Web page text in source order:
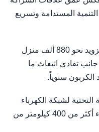
المستدامة وتسريع
وسيسهم المشروع عند اكتماله في تزويد نحو 880 ألف منزل
تفادي انبعاث ما
لشبكة الكهرباء
في جنوب كازاخستان من خلال إنشاء أكثر من 400 كيلومتر من